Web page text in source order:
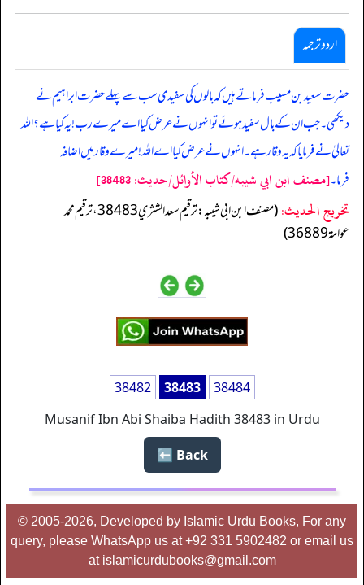
اردو ترجمہ
حضرت سعید بن مسیب فرماتے ہیں کہ بالوں کی سفیدی سب سے پہلے حضرت ابراہیم نے
دیکھی۔ جب ان کے بال سفید ہوئے تو انہوں نے عرض کیا اے میرے رب! یہ کیا ہے؟ اللہ
تعالیٰ نے فرمایا کہ یہ وقار ہے۔ انہوں نے عرض کیا اے اللہ! میرے وقار میں اضافہ
فرما۔[مصنف ابن ابي شيبه/كتاب الأوائل/حدیث: 38483]
تخریج الحدیث:
(مصنف ابن ابي شيبه: ترقيم سعد الشثري 38483، ترقيم محمد
عوامة 36889)
38482 38483
38484
Musanif Ibn Abi Shaiba Hadith 38483 in Urdu
Back ⬅️
© 2005-2026, Developed by Islamic Urdu Books, For any
query, please WhatsApp us at +92 331 5902482 or email us
at islamicurdubooks@gmail.com